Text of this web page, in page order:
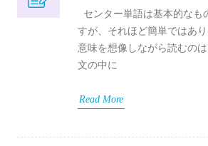
センター単語は基本的なも
すが、それほど簡単ではあ
意味を想像しながら読むの
文の中に
Read More